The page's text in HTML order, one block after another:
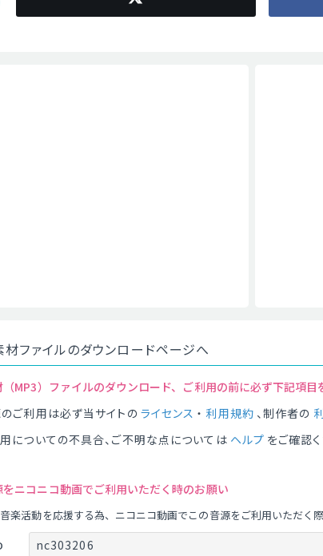
ファイルのダウンロードページへ
MP3）ファイルのダウンロード、ご利用の前に必ず下記項目
ご利用は必ず当サイトの ライセンス ・ 利用規約 、制作者の
についての不具合、ご不明な点については ヘルプ をご確認
をニコニコ動画でご利用いただく時のお願い
楽活動を応援する為、ニコニコ動画でこの音源をご利用いただく
nc303206